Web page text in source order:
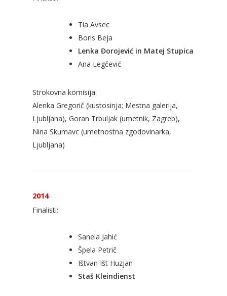
Tia Avsec
Boris Beja
Lenka Đorojević in Matej Stupica
Ana Legčević
Strokovna komisija:
Alenka Gregorič (kustosinja; Mestna galerija,
Ljubljana), Goran Trbuljak (umetnik, Zagreb),
Nina Skumavc (umetnostna zgodovinarka,
Ljubljana)
2014
Finalisti:
Sanela Jahić
Špela Petrič
Ištvan Išt Huzjan
Staš Kleindienst